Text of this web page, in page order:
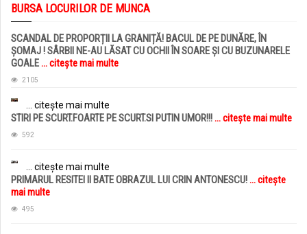
BURSA LOCURILOR DE MUNCA
SCANDAL DE PROPORȚII LA GRANIȚĂ! BACUL DE PE DUNĂRE, ÎN
ȘOMAJ ! SÂRBII NE-AU LĂSAT CU OCHII ÎN SOARE ȘI CU BUZUNARELE
GOALE... citește mai multe
2105
... citește mai multe
STIRI PE SCURT.FOARTE PE SCURT.SI PUTIN UMOR!!!... citește mai multe
592
... citește mai multe
PRIMARUL RESITEI II BATE OBRAZUL LUI CRIN ANTONESCU!... citește
mai multe
495